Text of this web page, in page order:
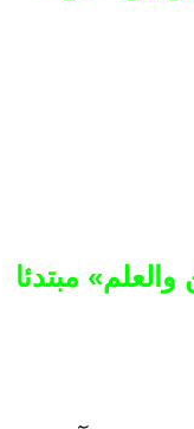
مبتدئا